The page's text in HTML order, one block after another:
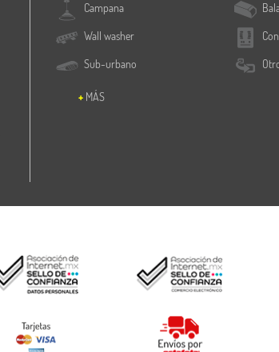
Campana
Wall washer
Sub-urbano
MÁS